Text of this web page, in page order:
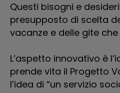
Questi bisogni e
presupposto di scelta
vacanze e delle gite
L’aspetto innovativo è
prende vita il Progetto
l’idea di “un servizio